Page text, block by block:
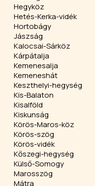
Hegyköz
Hetés-Kerka-vidék
Hortobágy
Jászság
Kalocsai-Sárköz
Kárpátalja
Kemenesalja
Kemeneshát
Keszthelyi-hegység
Kis-Balaton
Kisalföld
Kiskunság
Körös-Maros-köz
Körös-szög
Körös-vidék
Kőszegi-hegység
Külső-Somogy
Marosszög
Mátra